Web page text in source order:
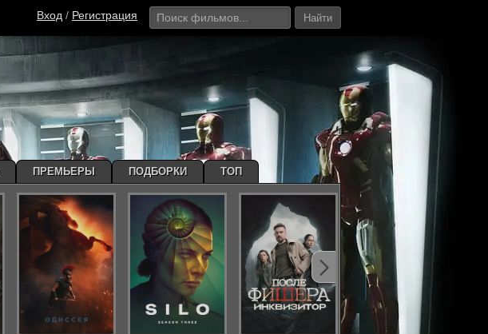
Вход / Регистрация Найти
ПРЕМЬЕРЫ ПОДБОРКИ ТОП